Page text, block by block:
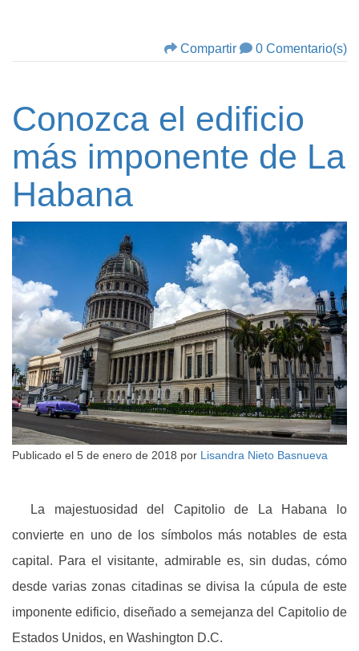
Compartir 0 Comentario(s)
Conozca el edificio
más imponente de La
Habana
Publicado el 5 de enero de 2018 por Lisandra Nieto Basnueva
La majestuosidad del Capitolio de La Habana lo
convierte en uno de los símbolos más notables de esta
capital. Para el visitante, admirable es, sin dudas, cómo
desde varias zonas citadinas se divisa la cúpula de este
imponente edificio, diseñado a semejanza del Capitolio de
Estados Unidos, en Washington D.C.